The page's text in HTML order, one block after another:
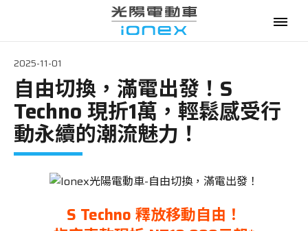
電動機車
購車優惠
2025-11-01
自由切換，滿電出發！S
Techno 現折1萬，輕鬆感受行
動永續的潮流魅力！
S Techno 釋放移動自由！